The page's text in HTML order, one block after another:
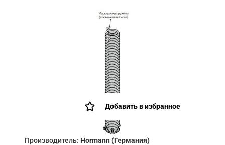
Добавить в избранное
Производитель: Hormann (Германия)